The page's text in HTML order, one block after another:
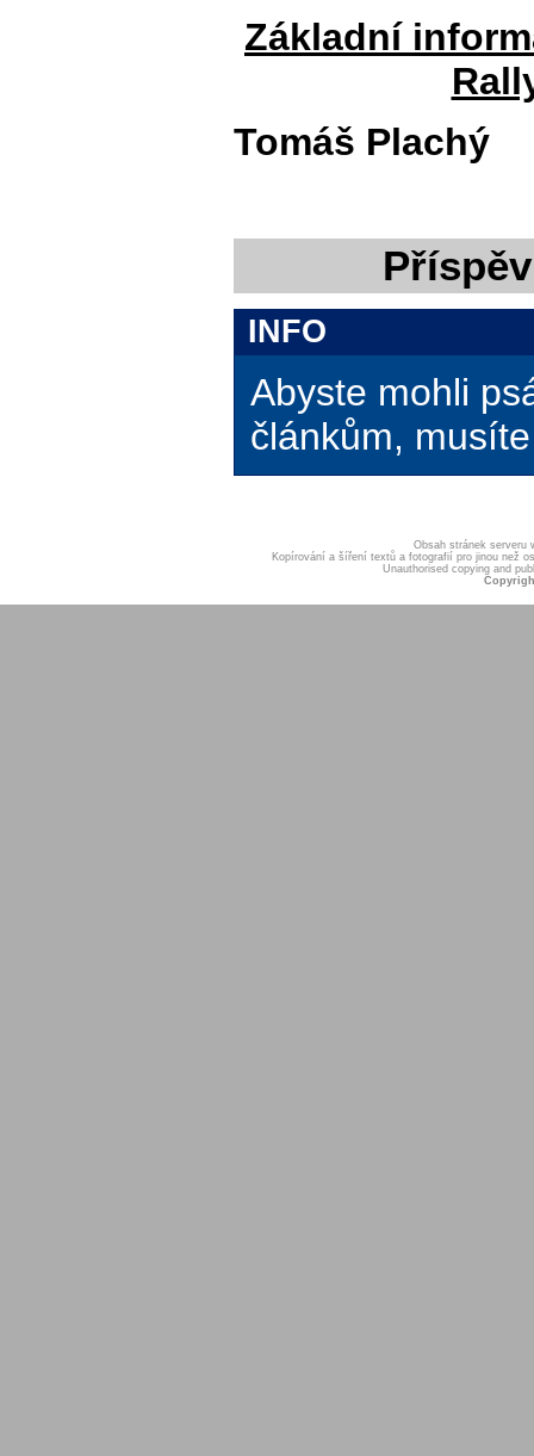
Základní
Tomáš Plachý
INFO
Abyste mohli
článkům,
Obsah stránek serveru
Kopírování a šíření textů a fotografií pro jinou než
Unauthorised copying and